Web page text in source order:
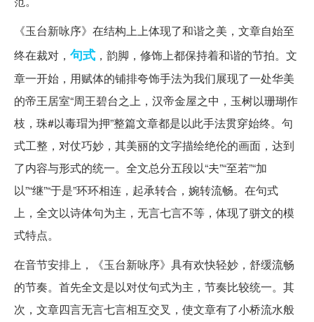
《玉台新咏序》在结构上上体现了和谐之美，文章自始至
终在裁对， 句式 ，韵脚，修饰上都保持着和谐的节拍。文
章一开始，用赋体的铺排夸饰手法为我们展现了一处华美
的帝王居室“周王碧台之上，汉帝金屋之中，玉树以珊瑚作
枝，珠#以毒瑁为押”整篇文章都是以此手法贯穿始终。句
式工整，对仗巧妙，其美丽的文字描绘绝伦的画面，达到
了内容与形式的统一。全文总分五段以“夫”“至若”“加
以”“继”“于是”环环相连，起承转合，婉转流畅。在句式
上，全文以诗体句为主，无言七言不等，体现了骈文的模
式特点。
在音节安排上，《玉台新咏序》具有欢快轻妙，舒缓流畅
的节奏。首先全文是以对仗句式为主，节奏比较统一。其
次，文章四言无言七言相互交叉，使文章有了小桥流水般